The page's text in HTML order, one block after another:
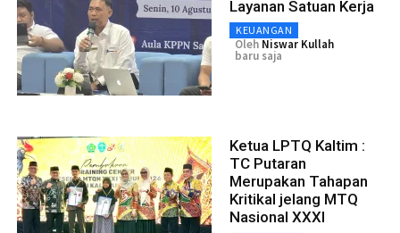
Layanan Satuan Kerja
KEUANGAN
Oleh Niswar Kullah
baru saja
Ketua LPTQ Kaltim :
TC Putaran
Merupakan Tahapan
Kritikal jelang MTQ
Nasional XXXI